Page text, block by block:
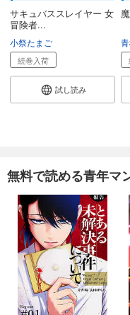
サキュバススレイヤー 女
冒険者...
小祭たまご
続巻入荷
試し読み
無料で読める青年マ